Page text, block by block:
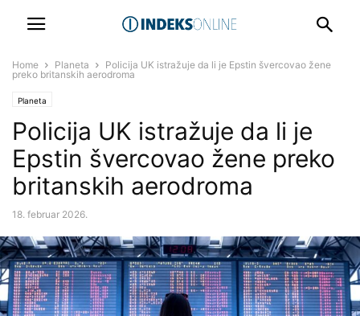
Home Planeta
Policija UK istražuje da li je Epstin švercovao žene
preko britanskih aerodroma
Planeta
Policija UK istražuje da li je
Epstin švercovao žene preko
britanskih aerodroma
18. februar 2026.